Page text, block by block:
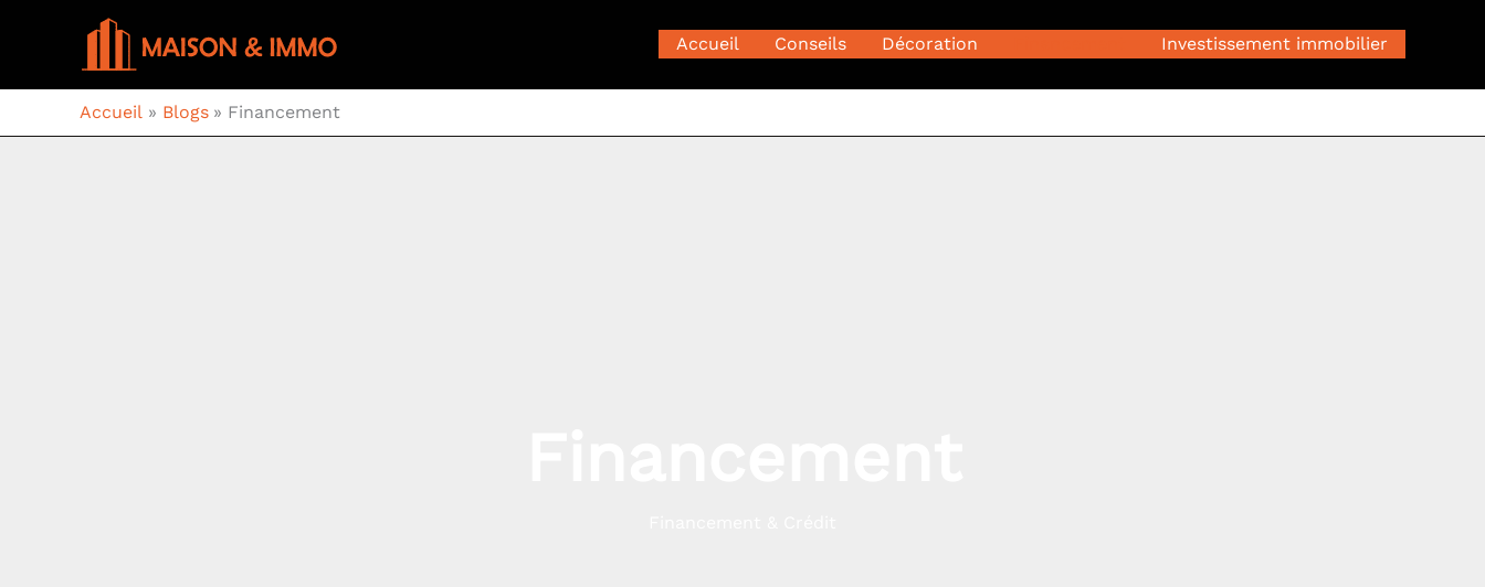
Accueil Conseils Décoration Investissement immobilier
Accueil Blogs Financement